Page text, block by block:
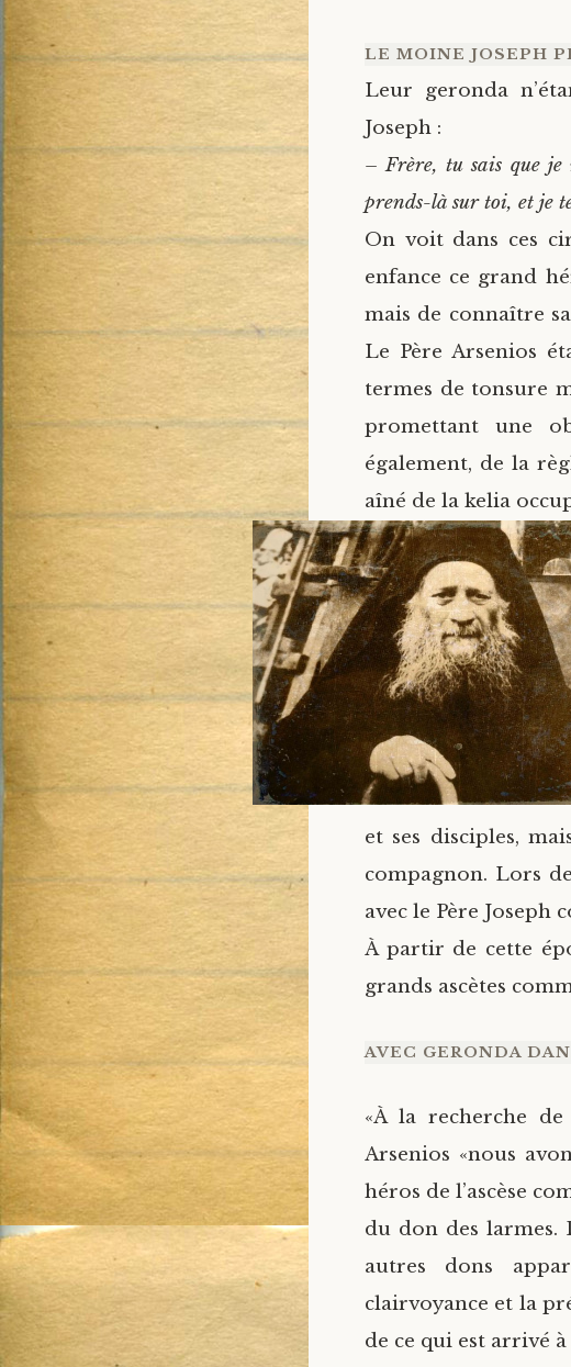
LE MOINE JOSEPH
Leur geronda
Joseph :
– Frère, tu sais que je
prends-là sur toi, et je
On voit dans ces
enfance ce grand
mais de connaître
Le Père Arsenios
termes de tonsure
promettant une
également, de la
aîné de la kelia
et ses disciples,
compagnon. Lors
avec le Père Joseph
À partir de cette
grands ascètes
AVEC GERONDA
«À la recherche
Arsenios «nous
héros de l’ascèse
du don des larmes.
autres dons
clairvoyance et la
de ce qui est arrivé